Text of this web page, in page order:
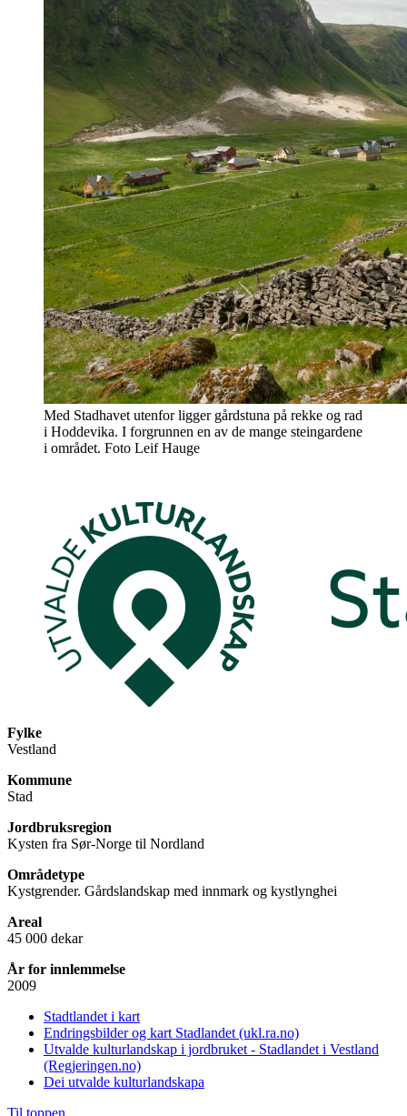
Med Stadhavet utenfor ligger gårdstuna på rekke og rad
i Hoddevika. I forgrunnen en av de mange steingardene
i området. Foto Leif Hauge
Fylke
Vestland
Kommune
Stad
Jordbruksregion
Kysten fra Sør-Norge til Nordland
Områdetype
Kystgrender. Gårdslandskap med innmark og kystlynghei
Areal
45 000 dekar
År for innlemmelse
2009
Stadtlandet i kart
Endringsbilder og kart Stadlandet (ukl.ra.no)
Utvalde kulturlandskap i jordbruket - Stadlandet i Vestland
(Regjeringen.no)
Dei utvalde kulturlandskapa
Til toppen